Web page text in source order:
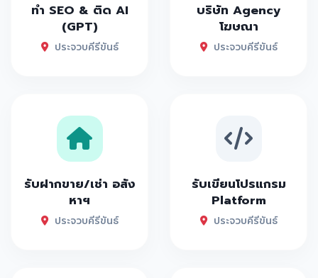
ทำ SEO & ติด AI
(GPT)
ประจวบคีรีขันธ์
บริษัท Agency
โฆษณา
ประจวบคีรีขันธ์
รับฝากขาย/เช่า อสัง
หาฯ
ประจวบคีรีขันธ์
รับเขียนโปรแกรม
Platform
ประจวบคีรีขันธ์